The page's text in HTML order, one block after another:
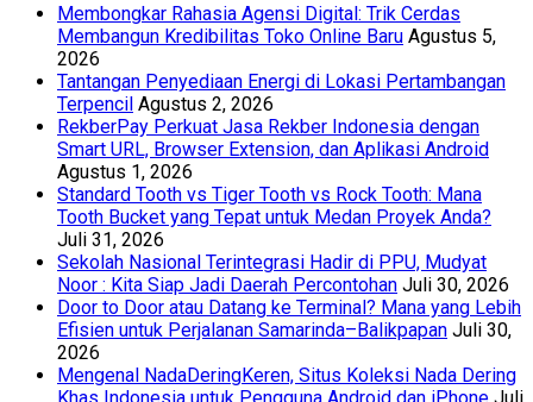
Membongkar Rahasia Agensi Digital: Trik Cerdas
Membangun Kredibilitas Toko Online Baru Agustus 5,
2026
Tantangan Penyediaan Energi di Lokasi Pertambangan
Terpencil Agustus 2, 2026
RekberPay Perkuat Jasa Rekber Indonesia dengan
Smart URL, Browser Extension, dan Aplikasi Android
Agustus 1, 2026
Standard Tooth vs Tiger Tooth vs Rock Tooth: Mana
Tooth Bucket yang Tepat untuk Medan Proyek Anda?
Juli 31, 2026
Sekolah Nasional Terintegrasi Hadir di PPU, Mudyat
Noor : Kita Siap Jadi Daerah Percontohan Juli 30, 2026
Door to Door atau Datang ke Terminal? Mana yang Lebih
Efisien untuk Perjalanan Samarinda–Balikpapan Juli 30,
2026
Mengenal NadaDeringKeren, Situs Koleksi Nada Dering